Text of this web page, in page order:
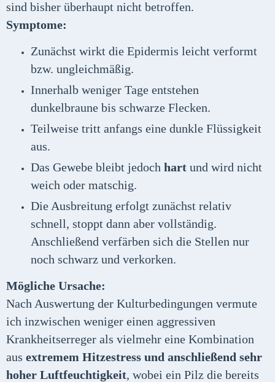
sind bisher überhaupt nicht betroffen.
Symptome:
Zunächst wirkt die Epidermis leicht verformt
bzw. ungleichmäßig.
Innerhalb weniger Tage entstehen
dunkelbraune bis schwarze Flecken.
Teilweise tritt anfangs eine dunkle Flüssigkeit
aus.
Das Gewebe bleibt jedoch hart und wird nicht
weich oder matschig.
Die Ausbreitung erfolgt zunächst relativ
schnell, stoppt dann aber vollständig.
Anschließend verfärben sich die Stellen nur
noch schwarz und verkorken.
Mögliche Ursache:
Nach Auswertung der Kulturbedingungen vermute
ich inzwischen weniger einen aggressiven
Krankheitserreger als vielmehr eine Kombination
aus extremem Hitzestress und anschließend sehr
hoher Luftfeuchtigkeit, wobei ein Pilz die bereits